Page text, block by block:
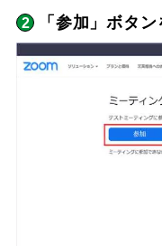
「参加」ボタ